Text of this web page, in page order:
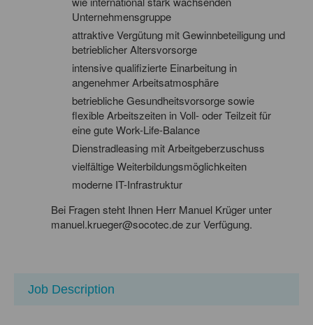
Unternehmensgruppe
attraktive Vergütung mit Gewinnbeteiligung und
betrieblicher Altersvorsorge
intensive qualifizierte Einarbeitung in
angenehmer Arbeitsatmosphäre
betriebliche Gesundheitsvorsorge sowie
flexible Arbeitszeiten in Voll- oder Teilzeit für
eine gute Work-Life-Balance
Dienstradleasing mit Arbeitgeberzuschuss
vielfältige Weiterbildungsmöglichkeiten
moderne IT-Infrastruktur
Bei Fragen steht Ihnen Herr Manuel Krüger unter
manuel.krueger@socotec.dezur Verfügung.
Job Description